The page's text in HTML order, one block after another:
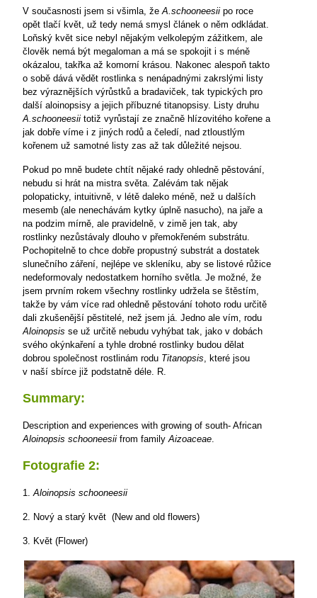
V současnosti jsem si všimla, žeA.schooneesii po roce
opět tlačí květ, už tedy nemá smysl článek o něm odkládat.
Loňský květ sice nebyl nějakým velkolepým zážitkem, ale
člověk nemá být megaloman a má se spokojit i s méně
okázalou, takřka až komorní krásou. Nakonec alespoň takto
o sobě dává vědět rostlinka s nenápadnými zakrslými listy
bez výraznějších výrůstků a bradaviček, tak typických pro
další aloinopsisy a jejich příbuzné titanopsisy. Listy druhu
A.schooneesii totiž vyrůstají ze značně hlízovitého kořene a
jak dobře víme i z jiných rodů a čeledí, nad ztloustlým
kořenem už samotné listy zas až tak důležité nejsou.
Pokud po mně budete chtít nějaké rady ohledně pěstování,
nebudu si hrát na mistra světa. Zalévám tak nějak
polopaticky, intuitivně, v létě daleko méně, než u dalších
mesemb (ale nenechávám kytky úplně nasucho), na jaře a
na podzim mírně, ale pravidelně, v zimě jen tak, aby
rostlinky nezůstávaly dlouho v přemokřeném substrátu.
Pochopitelně to chce dobře propustný substrát a dostatek
slunečního záření, nejlépe ve skleníku, aby se listové růžice
nedeformovaly nedostatkem horního světla. Je možné, že
jsem prvním rokem všechny rostlinky udržela se štěstím,
takže by vám více rad ohledně pěstování tohoto rodu určitě
dali zkušenější pěstitelé, než jsem já. Jedno ale vím, rodu
Aloinopsis se už určitě nebudu vyhýbat tak, jako v dobách
svého okýnkaření a tyhle drobné rostlinky budou dělat
dobrou společnost rostlinám rodu Titanopsis, které jsou
v naší sbírce již podstatně déle. R.
Summary:
Description and experiences with growing of south- African
Aloinopsis schooneesii from familyAizoaceae.
Fotografie 2:
1.Aloinopsis schooneesii
2. Nový a starý květ (New and old flowers)
3. Květ (Flower)